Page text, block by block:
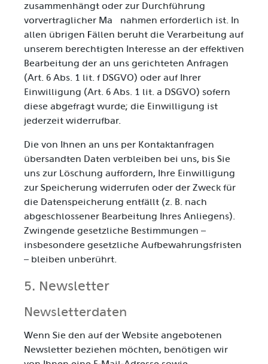
zusammenhängt oder zur Durchführung
vorvertraglicher Maßnahmen erforderlich ist. In
allen übrigen Fällen beruht die Verarbeitung auf
unserem berechtigten Interesse an der effektiven
Bearbeitung der an uns gerichteten Anfragen
(Art. 6 Abs. 1 lit. f DSGVO) oder auf Ihrer
Einwilligung (Art. 6 Abs. 1 lit. a DSGVO) sofern
diese abgefragt wurde; die Einwilligung ist
jederzeit widerrufbar.
Die von Ihnen an uns per Kontaktanfragen
übersandten Daten verbleiben bei uns, bis Sie
uns zur Löschung auffordern, Ihre Einwilligung
zur Speicherung widerrufen oder der Zweck für
die Datenspeicherung entfällt (z. B. nach
abgeschlossener Bearbeitung Ihres Anliegens).
Zwingende gesetzliche Bestimmungen –
insbesondere gesetzliche Aufbewahrungsfristen
– bleiben unberührt.
5. Newsletter
Newsletter­daten
Wenn Sie den auf der Website angebotenen
Newsletter beziehen möchten, benötigen wir